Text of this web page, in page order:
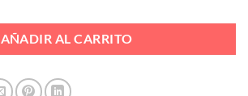
AÑADIR AL CARRITO